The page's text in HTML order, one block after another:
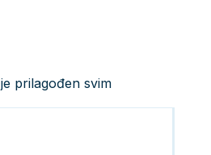
je prilagođen svim